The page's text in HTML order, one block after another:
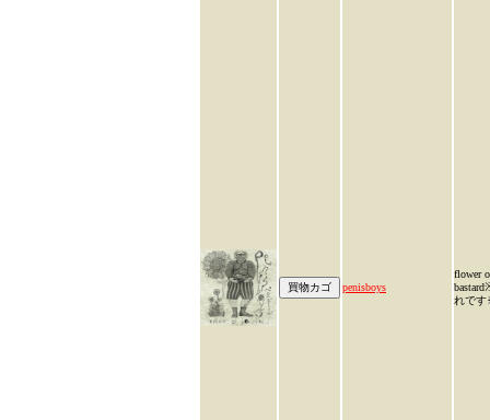
penisboys
flower
れで